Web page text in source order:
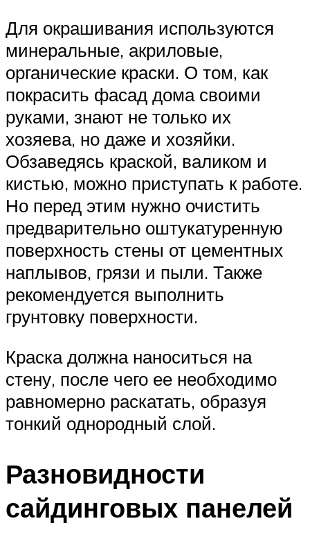
Для окрашивания используются
минеральные, акриловые,
органические краски. О том, как
покрасить фасад дома своими
руками, знают не только их
хозяева, но даже и хозяйки.
Обзаведясь краской, валиком и
кистью, можно приступать к работе.
Но перед этим нужно очистить
предварительно оштукатуренную
поверхность стены от цементных
наплывов, грязи и пыли. Также
рекомендуется выполнить
грунтовку поверхности.
Краска должна наноситься на
стену, после чего ее необходимо
равномерно раскатать, образуя
тонкий однородный слой.
Разновидности
сайдинговых панелей